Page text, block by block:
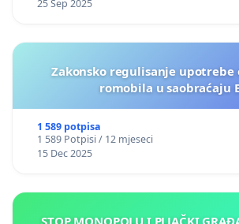
25 Sep 2025
Zakonsko regulisanje
romobila u saobraćaju
1 589 potpisa
1 589 Potpisi / 12 mjeseci
15 Dec 2025